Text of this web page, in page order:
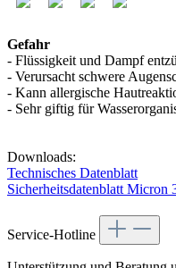
Gefahr
- Flüssigkeit und Dampf
- Verursacht schwere
- Kann allergische
- Sehr giftig für
Downloads:
Technisches Datenblatt
Sicherheitsdatenblatt Micron
Service-Hotline